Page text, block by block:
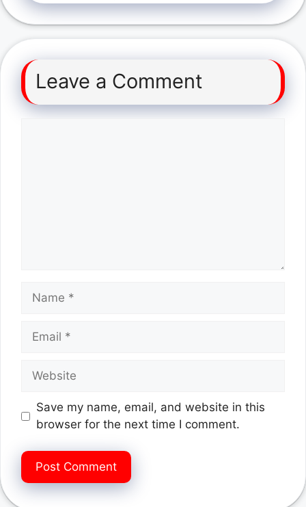
Leave a Comment
Name
Email
Website
Save my name, email, and website in this
browser for the next time I comment.